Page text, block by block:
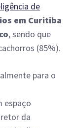
de
em Curitiba
, sendo que
(85%).
para o
espaço
da